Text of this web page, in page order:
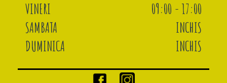
VINERI
09:00 - 17:00
SAMBATA
INCHIS
DUMINICA
INCHIS